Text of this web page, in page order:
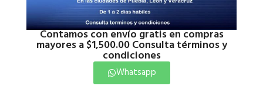
Contamos con envío gratis en compras
mayores a $1,500.00 Consulta términos y
condiciones
Whatsapp